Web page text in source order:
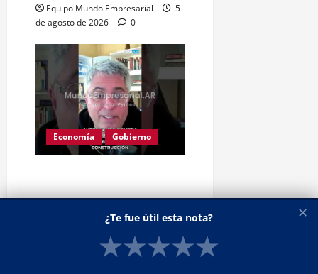
Equipo Mundo Empresarial
5
de agosto de 2026
0
Economía Gobierno
real se paraliza y las
pymes sufren
Equipo Mundo Empresarial
de agosto de 2026
0
✕
¿Te fue útil esta nota?
★★★★★